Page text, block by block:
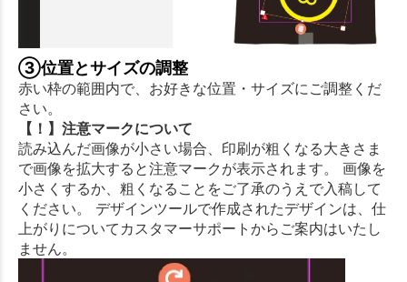
③位置とサイズの調整
赤い枠の範囲内で、お好きな位置・サイズにご調整くだ
さい。
【！】注意マークについて
読み込んだ画像が小さい場合、印刷が粗くなる大きさま
で画像を拡大すると注意マークが表示されます。 画像を
小さくするか、粗くなることをご了承のうえで入稿して
ください。 デザインツールで作成されたデザインは、仕
上がりについてカスタマーサポートからご案内はいたし
ません。